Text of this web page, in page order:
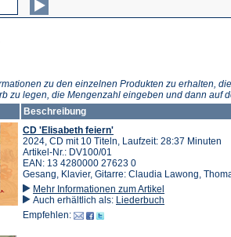
zu den einzelnen Produkten zu erhalten,
zu legen, die Mengenzahl eingeben und dann auf
Beschreibung
CD 'Elisabeth feiern'
2024, CD mit 10 Titeln, Laufzeit: 28:37 Minuten
Artikel-Nr.: DV100/01
EAN: 13 4280000 27623 0
Gesang, Klavier, Gitarre: Claudia Lawong,
Mehr Informationen zum Artikel
Auch erhältlich als: Liederbuch
Empfehlen: